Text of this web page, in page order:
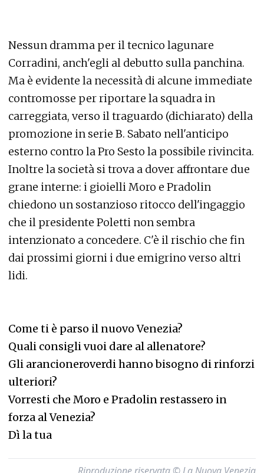
Nessun dramma per il tecnico lagunare
Corradini, anch'egli al debutto sulla panchina.
Ma è evidente la necessità di alcune immediate
contromosse per riportare la squadra in
carreggiata, verso il traguardo (dichiarato) della
promozione in serie B. Sabato nell'anticipo
esterno contro la Pro Sesto la possibile rivincita.
Inoltre la società si trova a dover affrontare due
grane interne: i gioielli Moro e Pradolin
chiedono un sostanzioso ritocco dell'ingaggio
che il presidente Poletti non sembra
intenzionato a concedere. C'è il rischio che fin
dai prossimi giorni i due emigrino verso altri
lidi.
Come ti è parso il nuovo Venezia?
Quali consigli vuoi dare al allenatore?
Gli arancioneroverdi hanno bisogno di rinforzi
ulteriori?
Vorresti che Moro e Pradolin restassero in
forza al Venezia?
Dì la tua